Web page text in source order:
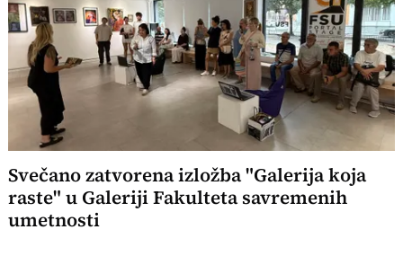
Svečano zatvorena izložba "Galerija koja
raste" u Galeriji Fakulteta savremenih
umetnosti